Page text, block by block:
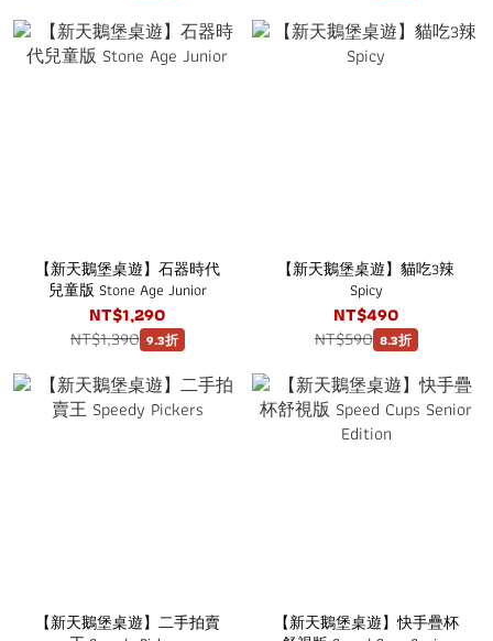
【新天鵝堡桌遊】石器時代
兒童版 Stone Age Junior
NT$1,290
NT$1,390 9.3折
【新天鵝堡桌遊】貓吃3辣
Spicy
NT$490
NT$590 8.3折
【新天鵝堡桌遊】二手拍賣
【新天鵝堡桌遊】快手疊杯